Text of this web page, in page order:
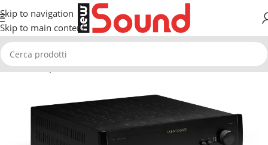
Skip to navigation
Skip to main content
Home Amplificatori AMPLIFICATORI STEREO